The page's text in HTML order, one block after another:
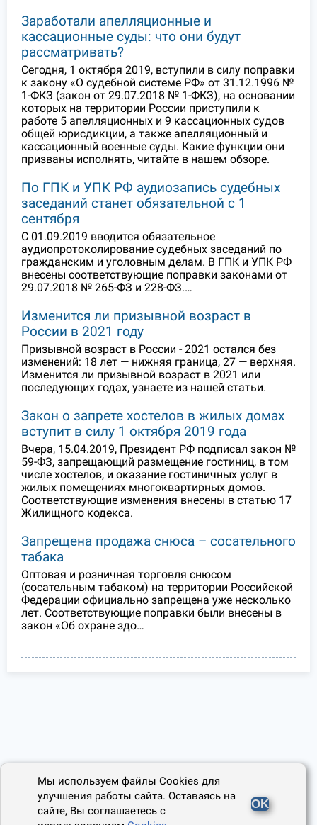
Заработали апелляционные и
кассационные суды: что они будут
рассматривать?
Сегодня, 1 октября 2019, вступили в силу поправки
к закону «О судебной системе РФ» от 31.12.1996 №
1-ФКЗ (закон от 29.07.2018 № 1-ФКЗ), на основании
которых на территории России приступили к
работе 5 апелляционных и 9 кассационных судов
общей юрисдикции, а также апелляционный и
кассационный военные суды. Какие функции они
призваны исполнять, читайте в нашем обзоре.
По ГПК и УПК РФ аудиозапись судебных
заседаний станет обязательной с 1
сентября
С 01.09.2019 вводится обязательное
аудиопротоколирование судебных заседаний по
гражданским и уголовным делам. В ГПК и УПК РФ
внесены соответствующие поправки законами от
29.07.2018 № 265-ФЗ и 228-ФЗ.…
Изменится ли призывной возраст в
России в 2021 году
Призывной возраст в России - 2021 остался без
изменений: 18 лет — нижняя граница, 27 — верхняя.
Изменится ли призывной возраст в 2021 или
последующих годах, узнаете из нашей статьи.
Закон о запрете хостелов в жилых домах
вступит в силу 1 октября 2019 года
Вчера, 15.04.2019, Президент РФ подписал закон №
59-ФЗ, запрещающий размещение гостиниц, в том
числе хостелов, и оказание гостиничных услуг в
жилых помещениях многоквартирных домов.
Соответствующие изменения внесены в статью 17
Жилищного кодекса.
Запрещена продажа снюса – сосательного
табака
Оптовая и розничная торговля снюсом
(сосательным табаком) на территории Российской
Федерации официально запрещена уже несколько
лет. Соответствующие поправки были внесены в
закон «Об охране здо…
Мы используем файлы Cookies для
улучшения работы сайта. Оставаясь на
сайте, Вы соглашаетесь с
OK